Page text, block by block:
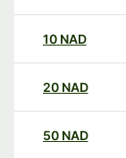
10 NAD
20 NAD
50 NAD